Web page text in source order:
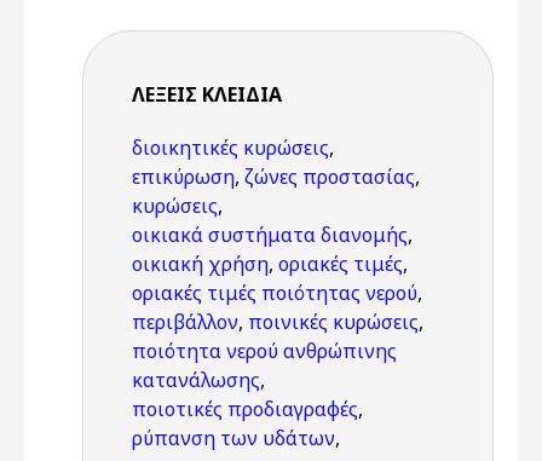
ΛΈΞΕΙΣ KΛΕΙΔΙΆ
διοικητικές κυρώσεις,
επικύρωση, ζώνες προστασίας,
κυρώσεις,
οικιακά συστήματα διανομής,
οικιακή χρήση, οριακές τιμές,
οριακές τιμές ποιότητας νερού,
περιβάλλον, ποινικές κυρώσεις,
ποιότητα νερού ανθρώπινης
κατανάλωσης,
ποιοτικές προδιαγραφές,
ρύπανση των υδάτων,